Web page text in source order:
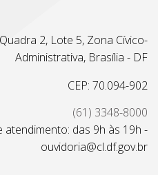
2, Lote 5, Zona Cívico-
Administrativa, Brasília - DF
CEP: 70.094-902
(61) 3348-8000
atendimento: das 9h às 19h -
ouvidoria@cl.df.gov.br